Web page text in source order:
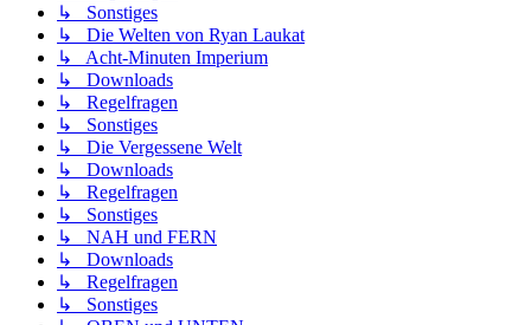
↳ Sonstiges
↳ Die Welten von Ryan Laukat
↳ Acht-Minuten Imperium
↳ Downloads
↳ Regelfragen
↳ Sonstiges
↳ Die Vergessene Welt
↳ Downloads
↳ Regelfragen
↳ Sonstiges
↳ NAH und FERN
↳ Downloads
↳ Regelfragen
↳ Sonstiges